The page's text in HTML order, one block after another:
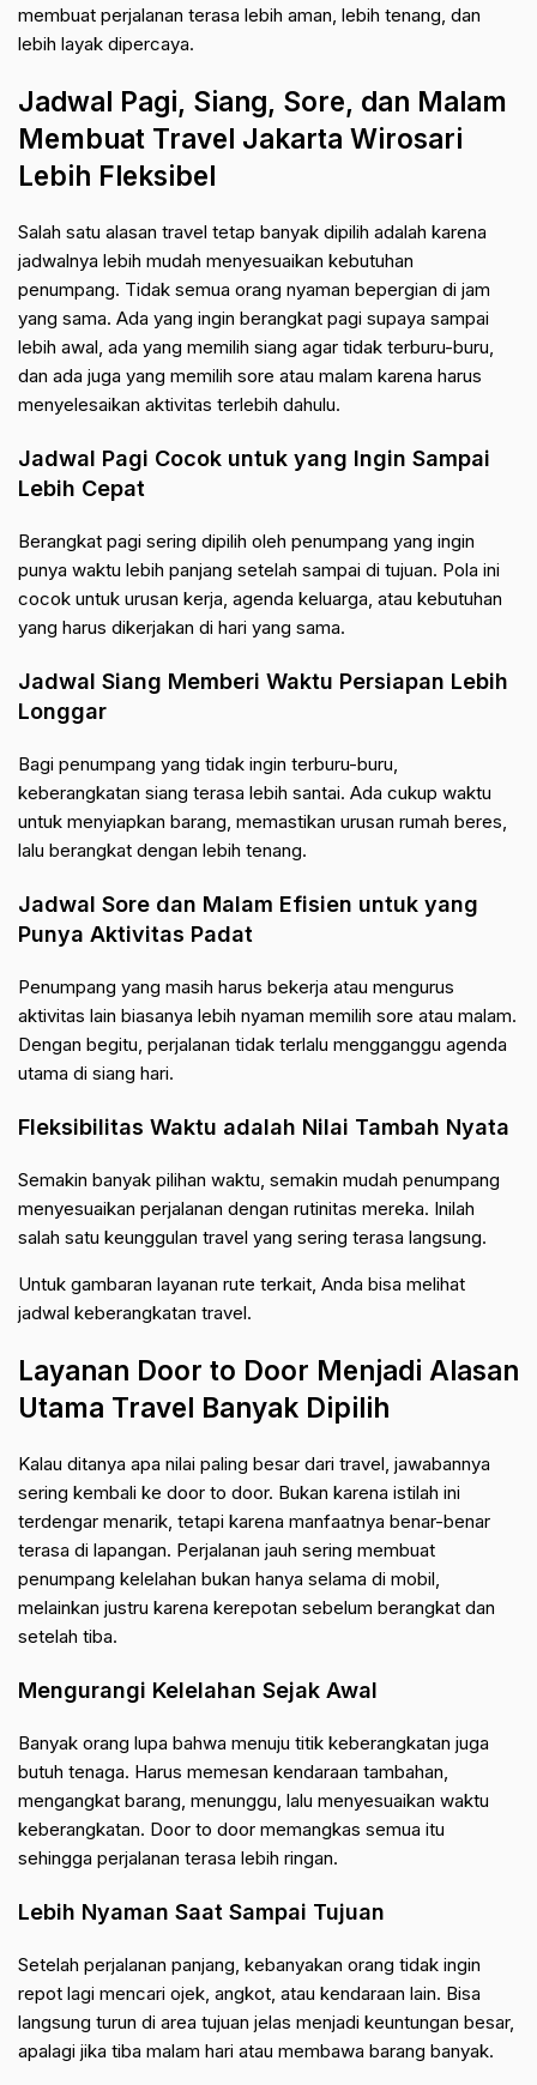
membuat perjalanan terasa lebih aman, lebih tenang, dan
lebih layak dipercaya.
Jadwal Pagi, Siang, Sore, dan Malam
Membuat Travel Jakarta Wirosari
Lebih Fleksibel
Salah satu alasan travel tetap banyak dipilih adalah karena
jadwalnya lebih mudah menyesuaikan kebutuhan
penumpang. Tidak semua orang nyaman bepergian di jam
yang sama. Ada yang ingin berangkat pagi supaya sampai
lebih awal, ada yang memilih siang agar tidak terburu-buru,
dan ada juga yang memilih sore atau malam karena harus
menyelesaikan aktivitas terlebih dahulu.
Jadwal Pagi Cocok untuk yang Ingin Sampai
Lebih Cepat
Berangkat pagi sering dipilih oleh penumpang yang ingin
punya waktu lebih panjang setelah sampai di tujuan. Pola ini
cocok untuk urusan kerja, agenda keluarga, atau kebutuhan
yang harus dikerjakan di hari yang sama.
Jadwal Siang Memberi Waktu Persiapan Lebih
Longgar
Bagi penumpang yang tidak ingin terburu-buru,
keberangkatan siang terasa lebih santai. Ada cukup waktu
untuk menyiapkan barang, memastikan urusan rumah beres,
lalu berangkat dengan lebih tenang.
Jadwal Sore dan Malam Efisien untuk yang
Punya Aktivitas Padat
Penumpang yang masih harus bekerja atau mengurus
aktivitas lain biasanya lebih nyaman memilih sore atau malam.
Dengan begitu, perjalanan tidak terlalu mengganggu agenda
utama di siang hari.
Fleksibilitas Waktu adalah Nilai Tambah Nyata
Semakin banyak pilihan waktu, semakin mudah penumpang
menyesuaikan perjalanan dengan rutinitas mereka. Inilah
salah satu keunggulan travel yang sering terasa langsung.
Untuk gambaran layanan rute terkait, Anda bisa melihat
jadwal keberangkatan travel.
Layanan Door to Door Menjadi Alasan
Utama Travel Banyak Dipilih
Kalau ditanya apa nilai paling besar dari travel, jawabannya
sering kembali ke door to door. Bukan karena istilah ini
terdengar menarik, tetapi karena manfaatnya benar-benar
terasa di lapangan. Perjalanan jauh sering membuat
penumpang kelelahan bukan hanya selama di mobil,
melainkan justru karena kerepotan sebelum berangkat dan
setelah tiba.
Mengurangi Kelelahan Sejak Awal
Banyak orang lupa bahwa menuju titik keberangkatan juga
butuh tenaga. Harus memesan kendaraan tambahan,
mengangkat barang, menunggu, lalu menyesuaikan waktu
keberangkatan. Door to door memangkas semua itu
sehingga perjalanan terasa lebih ringan.
Lebih Nyaman Saat Sampai Tujuan
Setelah perjalanan panjang, kebanyakan orang tidak ingin
repot lagi mencari ojek, angkot, atau kendaraan lain. Bisa
langsung turun di area tujuan jelas menjadi keuntungan besar,
apalagi jika tiba malam hari atau membawa barang banyak.